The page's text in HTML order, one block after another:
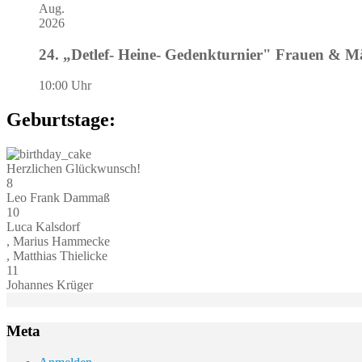
Aug.
2026
24. „Detlef- Heine- Gedenkturnier" Frauen &
10:00 Uhr
Geburtstage:
Herzlichen Glückwunsch!
8
Leo Frank Dammaß
10
Luca Kalsdorf
, Marius Hammecke
, Matthias Thielicke
11
Johannes Krüger
Meta